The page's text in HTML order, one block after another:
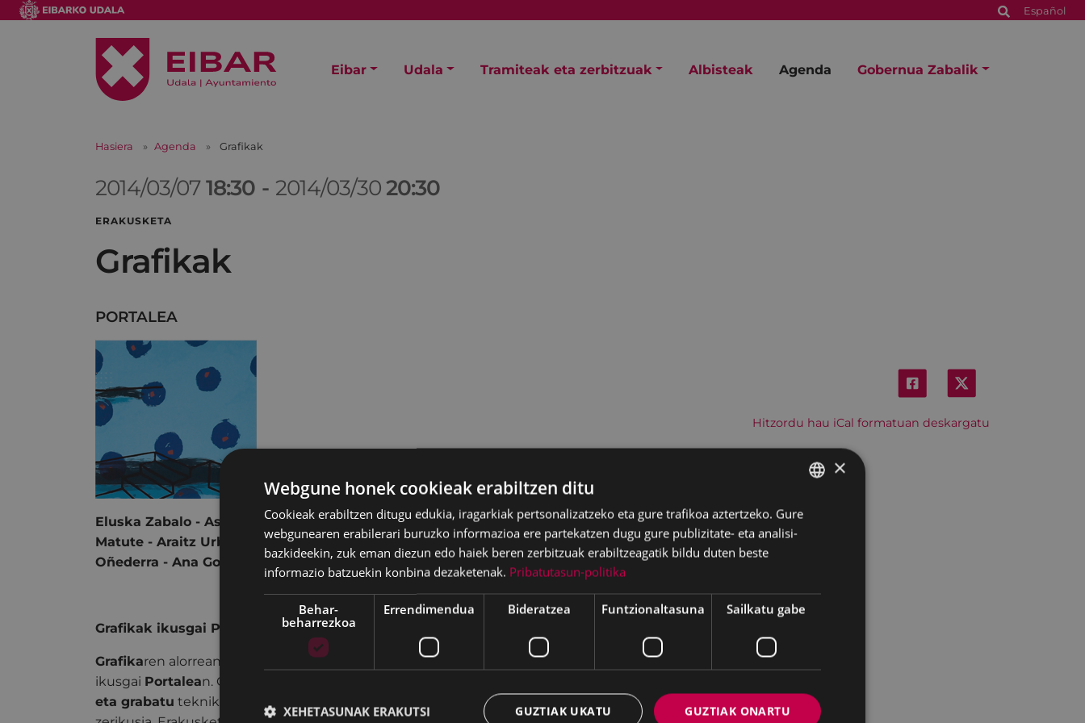
Español
Eibar Udala Tramiteak eta zerbitzuak Albisteak Agenda Gobernua Zabalik
Hasiera Agenda Grafikak
2014/03/0718:30 - 2014/03/3020:30
ERAKUSKETA
Grafikak
PORTALEA
Hitzordu hau iCal formatuan deskargatu
Eluska Zabalo - Asun del Pozo - Kontxesi Vicente Isiegas - Julia
Matute - Araitz Urbeltz - Izaskun Alvarez Gainza - Izibene
Oñederra - Ana Goikoetxea - Esti García Agirre
Grafikak ikusgai Portalean
Grafikaren alorrean dabiltzan bederatzi emakumeren lanak daude
ikusgai Portalean. Grafikaren eremu zabalak, nagusiki,
eta grabatu tekniken bitartez sortzen diren ikus-elementuekin du
BASQUE
SPANISH
×
Webgune honek cookieak erabiltzen ditu
Cookieak erabiltzen ditugu edukia, iragarkiak pertsonalizatzeko eta gure trafikoa aztertzeko. Gure
webgunearen erabilerari buruzko informazioa ere partekatzen dugu gure publizitate- eta analisi-
bazkideekin, zuk eman diezun edo haiek beren zerbitzuak erabiltzeagatik bildu duten beste
informazio batzuekin konbina dezaketenak. Pribatutasun-politika
Behar-
beharrezkoa
Errendimendua Bideratzea Funtzionaltasuna Sailkatu gabe
GUZTIAK ONARTU
GUZTIAK UKATU
XEHETASUNAK ERAKUTSI